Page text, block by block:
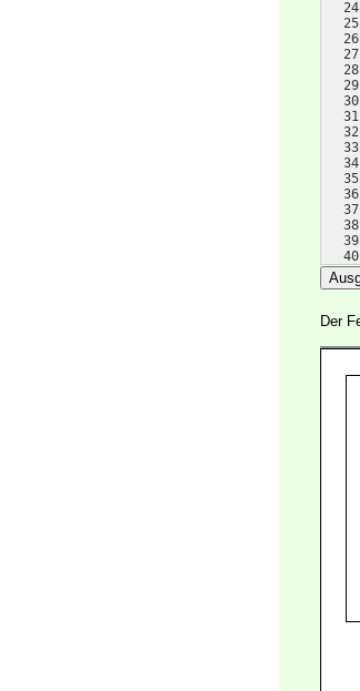
24
25
26
27
28
29
30
31
32
33
34
35
36
37
38
39
40
41
Der